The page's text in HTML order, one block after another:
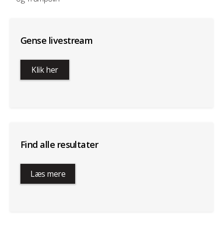
Gense livestream
Klik her
Find alle resultater
Læs mere